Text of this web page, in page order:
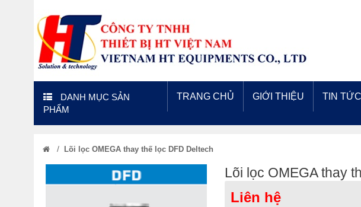
DANH MỤC SẢN
PHẨM
TRANG CHỦ GIỚI THIỆU TIN TỨC
/ Lõi lọc OMEGA thay thế lọc DFD Deltech
Lõi lọc OMEGA thay
Liên hệ